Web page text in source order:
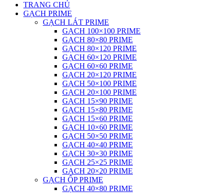
TRANG CHỦ
GẠCH PRIME
GẠCH LÁT PRIME
GẠCH 100×100 PRIME
GẠCH 80×80 PRIME
GẠCH 80×120 PRIME
GẠCH 60×120 PRIME
GẠCH 60×60 PRIME
GẠCH 20×120 PRIME
GẠCH 50×100 PRIME
GẠCH 20×100 PRIME
GẠCH 15×90 PRIME
GẠCH 15×80 PRIME
GẠCH 15×60 PRIME
GẠCH 10×60 PRIME
GẠCH 50×50 PRIME
GẠCH 40×40 PRIME
GẠCH 30×30 PRIME
GẠCH 25×25 PRIME
GẠCH 20×20 PRIME
GẠCH ỐP PRIME
GẠCH 40×80 PRIME